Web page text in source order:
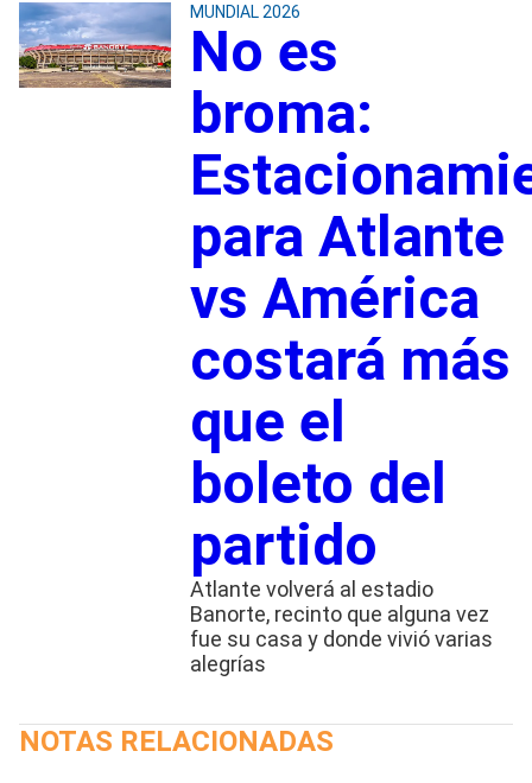
MUNDIAL 2026
No es
broma:
para Atlante
vs América
costará más
que el
boleto del
partido
Atlante volverá al estadio
Banorte, recinto que alguna vez
fue su casa y donde vivió varias
alegrías
NOTAS RELACIONADAS